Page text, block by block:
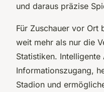
und daraus präzise
Für Zuschauer vor Ort
weit mehr als nur die
Statistiken.
Informationszugang,
Stadion und